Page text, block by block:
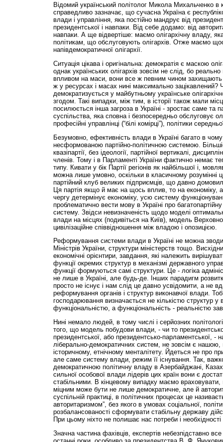
Відомий український політолог Микола Михальченко в
справедливо зазначає, що сучасна Україна є
влади і управління, яка постійно мандрує від
президентської і навпаки. Від себе додамо: від
навпаки. А ще відвертіше: маємо олігархічну владу,
політикам, що обслуговують олігархів. Отже маємо
напівдемократичної олігархії.
Ситуація цікава і оригінальна: демократія є маскою
однак українських олігархів зовсім не слід, бо
впливом на маси, вони все ж певним чином захищають
ж у ресурсах і масах нині максимально зацікавлений?
демократизується у майбутньому українське
згодом. Такі випадки, між тим, в історії також мали
посилюється інша загроза в Україні - зростає саме та
суспільства, яка сповна і безпосередньо обслуговує
професійні управлінці (“білі комірці”), політики
Безумовно, ефективність влади в Україні багато в
несформованою партійно-політичною системою.
квазіпартії, без ідеології, партійної вертикалі,
членів. Тому і в Парламенті України фактично немає
типу. Кивати у бік Партії регіонів як найбільшої і,
можна лише умовно, оскільки в класичному розумінні
партійний клуб великих підприємців, що давно
Ця партія якщо й має на щось вплив, то на економіку,
чергу детермінує економіку, усю систему
проблематично вести мову в Україні про
систему. Звідси невизначеність щодо моделі
влади на місцях (подивіться на Київ), модель
цивілізаційне співвідношення між владою і опозицією.
Реформування системи влади в Україні не можна
Міністрів України, структури міністерств тощо.
економічні орієнтири, завдання, які належить
функції окремих структур в механізмі державного
функції формуються самі структури. Це - логіка
не лише в Україні, але будь-де. Інших парадигм
просто не існує і нам слід це давно усвідомити, а не
реформування органів і структур виконавчої влади.
господарювання визначається не кількістю структур у
функціональністю, а функціональність - реальністю
Нині немало людей, в тому числі і серйозних
того, що модель побудови влади, - чи то
президентської, або президентсько-парламентської, -
ліберально-демократичних систем, не зовсім є нашою,
історичному, етнічному менталітету. Йдеться не про
але саме систему влади, режим її існування. Так,
демократичною політичну владу в Азербайджані,
сильної особової влади лідерів цих країн вони є
стабільними. В кінцевому випадку маємо
міцним може бути не лише демократичне, але й
суспільній практиці, в політичних процесах це
авторитаризмом”, без якого в умовах соціальної,
розбалансованості сформувати стабільну державу
При цьому ніхто не полишає нас потреби і необхідності
Значна частина фахівців, експертів небезпідставно